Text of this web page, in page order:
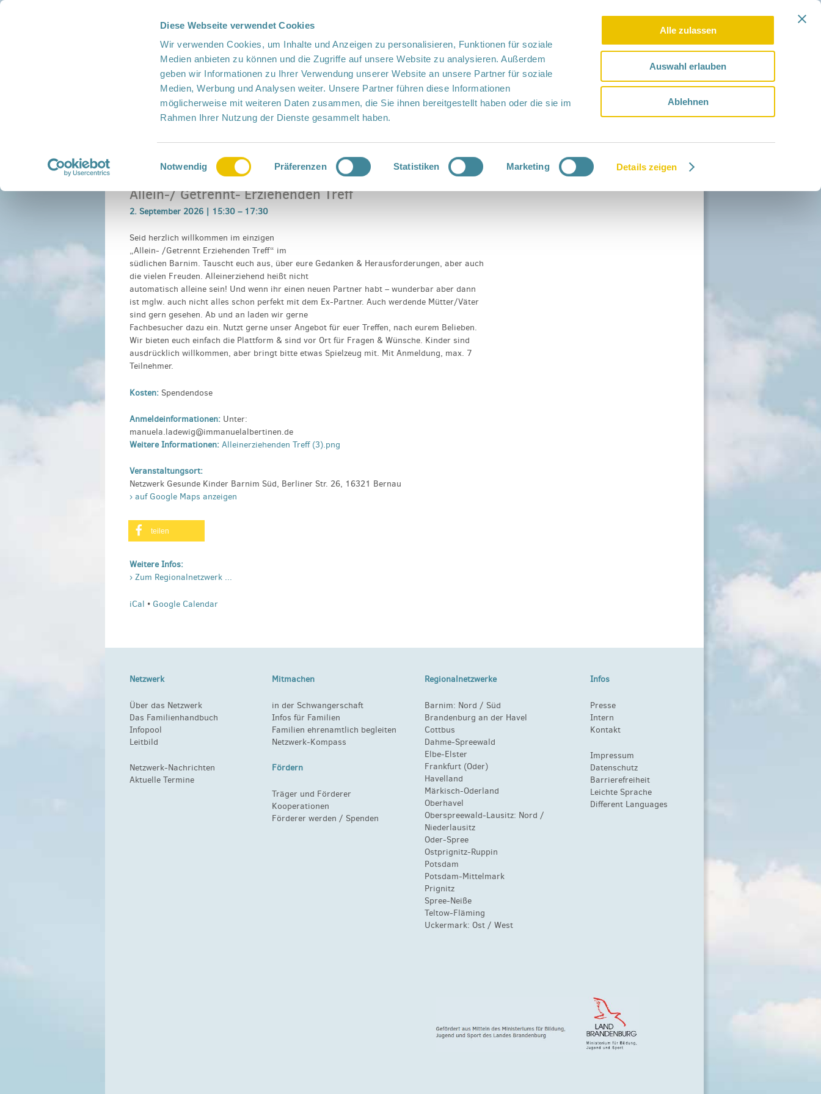
Diese Webseite verwendet Cookies
Wir verwenden Cookies, um Inhalte und Anzeigen zu personalisieren, Funktionen für soziale
Medien anbieten zu können und die Zugriffe auf unsere Website zu analysieren. Außerdem
geben wir Informationen zu Ihrer Verwendung unserer Website an unsere Partner für soziale
Medien, Werbung und Analysen weiter. Unsere Partner führen diese Informationen
möglicherweise mit weiteren Daten zusammen, die Sie ihnen bereitgestellt haben oder die sie im
Rahmen Ihrer Nutzung der Dienste gesammelt haben.
Einwilligungsauswahl
Notwendig Präferenzen Statistiken Marketing Details zeigen
Alle zulassen
Auswahl erlauben
Ablehnen
Intern Netzwerk-Kompass Leichte Sprache
Termine
Allein-/ Getrennt- Erziehenden Treff
Allein-/ Getrennt- Erziehenden Treff
2. September 2026 | 15:30 – 17:30
Seid herzlich willkommen im einzigen
„Allein- /Getrennt Erziehenden Treff“ im
südlichen Barnim. Tauscht euch aus, über eure Gedanken & Herausforderungen, aber auch
die vielen Freuden. Alleinerziehend heißt nicht
automatisch alleine sein! Und wenn ihr einen neuen Partner habt – wunderbar aber dann
ist mglw. auch nicht alles schon perfekt mit dem Ex-Partner. Auch werdende Mütter/Väter
sind gern gesehen. Ab und an laden wir gerne
Fachbesucher dazu ein. Nutzt gerne unser Angebot für euer Treffen, nach eurem Belieben.
Wir bieten euch einfach die Plattform & sind vor Ort für Fragen & Wünsche. Kinder sind
ausdrücklich willkommen, aber bringt bitte etwas Spielzeug mit. Mit Anmeldung, max. 7
Teilnehmer.
Kosten: Spendendose
Anmeldeinformationen: Unter:
manuela.ladewig@immanuelalbertinen.de
Weitere Informationen: Alleinerziehenden Treff (3).png
Veranstaltungsort:
Netzwerk Gesunde Kinder Barnim Süd, Berliner Str. 26, 16321 Bernau
› auf Google Maps anzeigen
teilen
Weitere Infos:
› Zum Regionalnetzwerk ...
iCal • Google Calendar
Netzwerk
Über das Netzwerk
Das Familienhandbuch
Infopool
Leitbild
Netzwerk-Nachrichten
Aktuelle Termine
Mitmachen
in der Schwangerschaft
Infos für Familien
Familien ehrenamtlich begleiten
Netzwerk-Kompass
Fördern
Träger und Förderer
Kooperationen
Förderer werden / Spenden
Regionalnetzwerke
Barnim: Nord / Süd
Brandenburg an der Havel
Cottbus
Dahme-Spreewald
Elbe-Elster
Frankfurt (Oder)
Havelland
Märkisch-Oderland
Oberhavel
Oberspreewald-Lausitz: Nord /
Niederlausitz
Oder-Spree
Ostprignitz-Ruppin
Potsdam
Potsdam-Mittelmark
Prignitz
Spree-Neiße
Teltow-Fläming
Uckermark:Ost /West
Infos
Presse
Intern
Kontakt
Impressum
Datenschutz
Barrierefreiheit
Leichte Sprache
Different Languages